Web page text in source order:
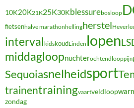
10K20K21K25K30Kblessurebosloop
fietsenhalve marathon hellingherstel
interval kidskoudLinden lopen
middagloopnuchterochtendlooppijn
Sequoiasnelheidsport
trainentrainingvaartveldloop
zondag